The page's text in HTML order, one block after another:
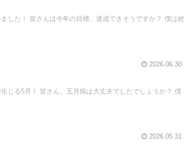
した！ 皆さんは今年の目標、達成できそうですか？ 僕は絶
2026.06.30
じる5月！ 皆さん、五月病は大丈夫でしたでしょうか？ 僕
2026.05.31